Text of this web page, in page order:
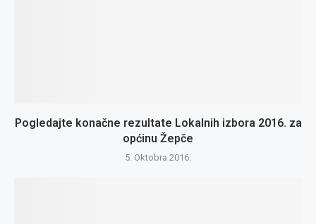
Pogledajte konačne rezultate Lokalnih izbora 2016. za
općinu Žepče
5. Oktobra 2016.